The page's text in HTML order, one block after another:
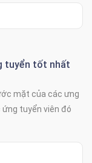
tuyển tốt nhất
mặt của các ưng
tuyển viên đó